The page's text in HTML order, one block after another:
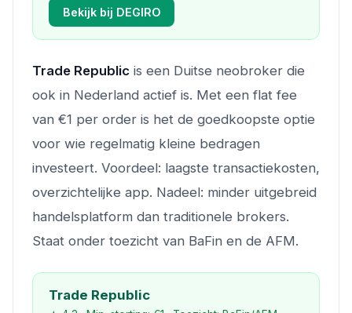
Bekijk bij DEGIRO
Trade Republic is een Duitse neobroker die
ook in Nederland actief is. Met een flat fee
van €1 per order is het de goedkoopste optie
voor wie regelmatig kleine bedragen
investeert. Voordeel: laagste transactiekosten,
overzichtelijke app. Nadeel: minder uitgebreid
handelsplatform dan traditionele brokers.
Staat onder toezicht van BaFin en de AFM.
Trade Republic